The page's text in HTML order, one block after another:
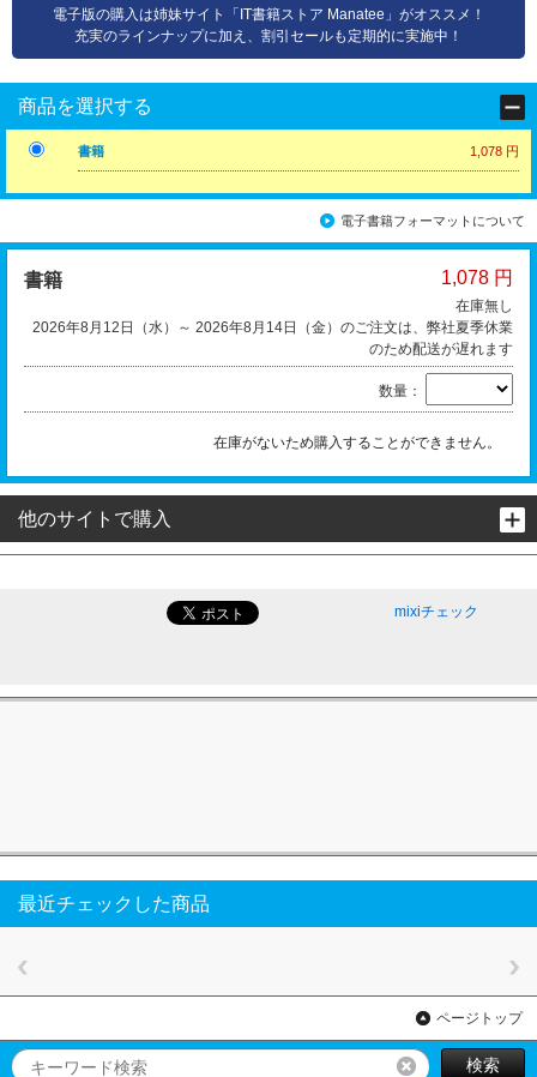
電子版の購入は姉妹サイト「IT書籍ストア Manatee」がオススメ！
充実のラインナップに加え、割引セールも定期的に実施中！
商品を選択する
書籍 1,078 円
電子書籍フォーマットについて
書籍 1,078 円
在庫無し
2026年8月12日（水）～ 2026年8月14日（金）のご注文は、弊社夏季休業
のため配送が遅れます
数量：
在庫がないため購入することができません。
他のサイトで購入
mixiチェック
最近チェックした商品
ページトップ
リセット検索